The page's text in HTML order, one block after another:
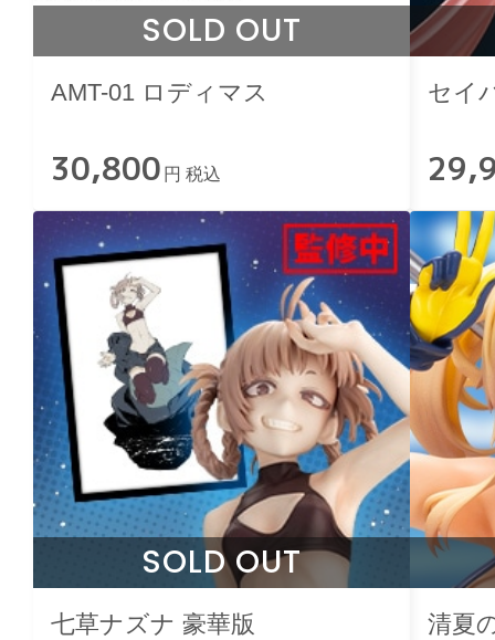
SOLD OUT
AMT-01 ロディマス
30,800 円 税込
セイ
SOLD OUT
七草ナズナ 豪華版
清夏